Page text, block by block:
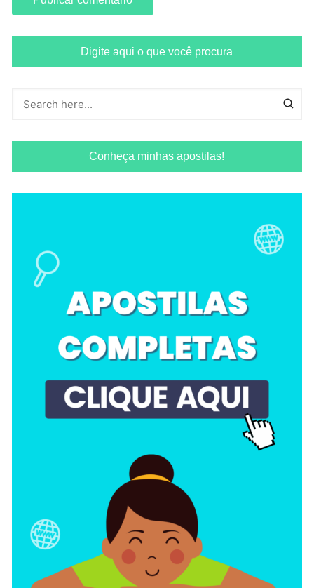
Digite aqui o que você procura
Conheça minhas apostilas!